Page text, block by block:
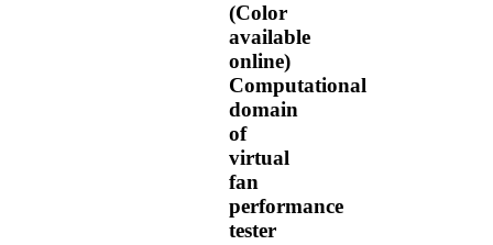
(Color
available
online)
Computational
domain
of
virtual
fan
performance
tester